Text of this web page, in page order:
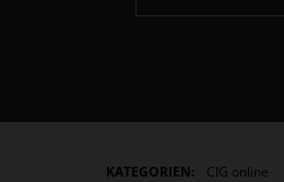
KATEGORIEN: CIG online